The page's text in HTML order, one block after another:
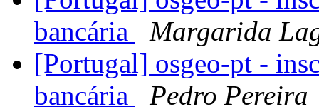
bancária
Margarida
[Portugal] osgeo-pt -
bancária
Pedro Pereira